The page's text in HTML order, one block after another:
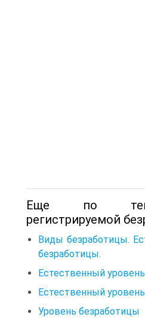
Еще по
регистрируемой
Виды безработицы.
безработицы.
Естественный
Естественный
Уровень безработицы